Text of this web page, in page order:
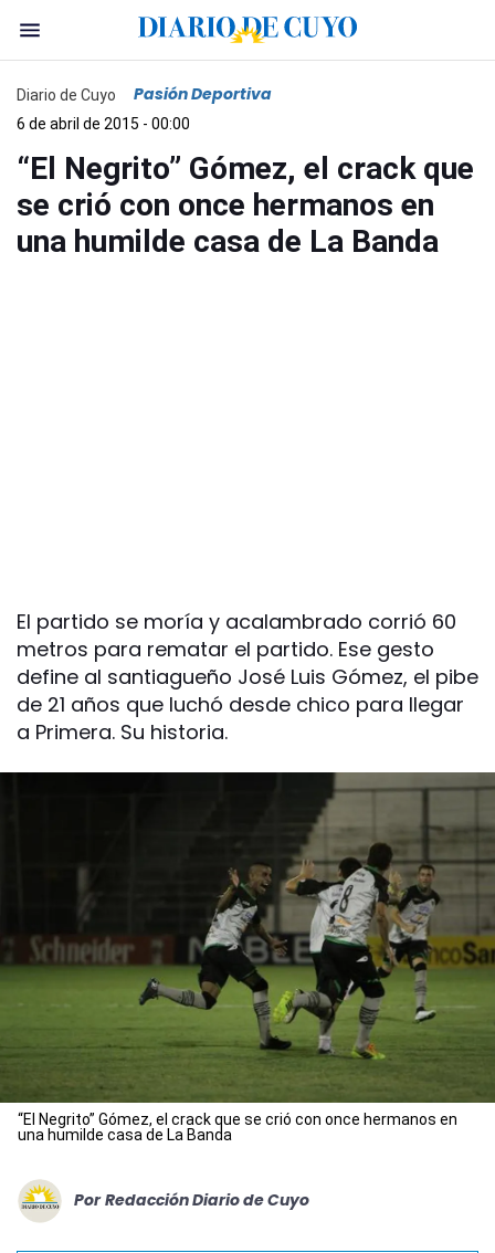
Diario de Cuyo Pasión Deportiva
6 de abril de 2015 - 00:00
“El Negrito” Gómez, el crack que
se crió con once hermanos en
una humilde casa de La Banda
El partido se moría y acalambrado corrió 60
metros para rematar el partido. Ese gesto
define al santiagueño José Luis Gómez, el pibe
de 21 años que luchó desde chico para llegar
a Primera. Su historia.
“El Negrito” Gómez, el crack que se crió con once hermanos en
una humilde casa de La Banda
Por Redacción Diario de Cuyo